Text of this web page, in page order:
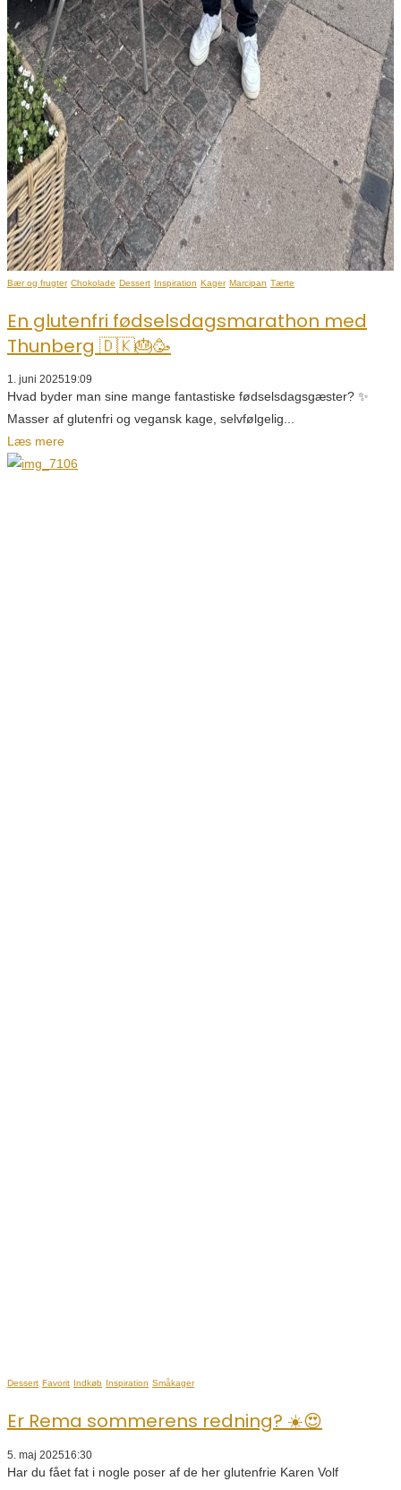
Bær og frugter Chokolade Dessert Inspiration Kager Marcipan Tærte
En glutenfri fødselsdagsmarathon med
Thunberg 🇩🇰🎂🥳
1. juni 202519:09
Hvad byder man sine mange fantastiske fødselsdagsgæster? ✨
Masser af glutenfri og vegansk kage, selvfølgelig...
Læs mere
Dessert Favorit Indkøb Inspiration Småkager
Er Rema sommerens redning? ☀️😍
5. maj 202516:30
Har du fået fat i nogle poser af de her glutenfrie Karen Volf